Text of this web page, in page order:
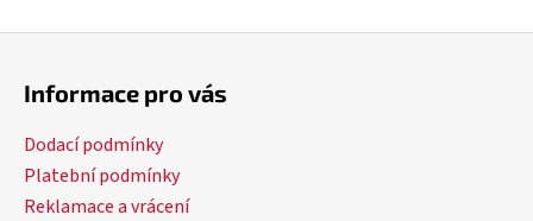
Informace pro vás
Dodací podmínky
Platební podmínky
Reklamace a vrácení